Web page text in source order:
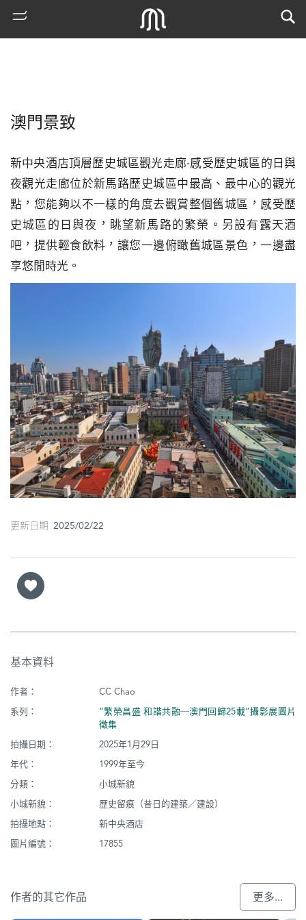
熱
閣
寺
廟
巴
士
教
澳門景致
新中央酒店頂層歷史城區觀光走廊·感受歷史城區的日與
夜觀光走廊位於新馬路歷史城區中最高、最中心的觀光
點，您能夠以不一樣的角度去觀賞整個舊城區，感受歷
史城區的日與夜，眺望新馬路的繁榮。另設有露天酒
吧，提供輕食飲料，讓您一邊俯瞰舊城區景色，一邊盡
享悠閒時光。
更新日期 2025/02/22
基本資料
作者：
CC Chao
系列：
“繁榮昌盛 和諧共融─澳門回歸25載”攝影展圖片
徵集
拍攝日期：
2025年1月29日
年代：
1999年至今
分類：
小城新貌
小城新貌：
歷史留痕（昔日的建築／建設）
拍攝地點：
新中央酒店
圖片編號：
17855
作者的其它作品 更多...